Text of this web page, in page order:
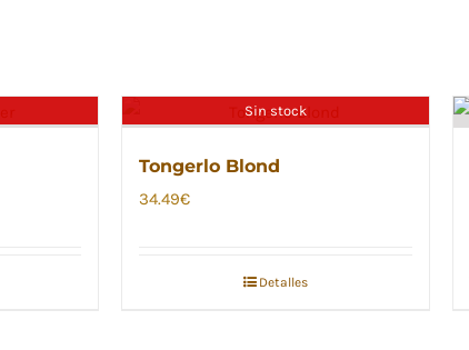
Sin stock
Tongerlo Blond
34.49€
Detalles